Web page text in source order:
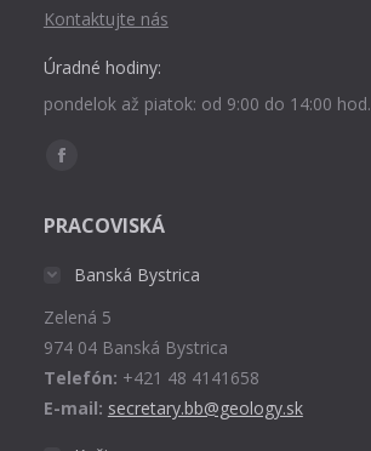
Kontaktujte nás
Úradné hodiny:
pondelok až piatok: od 9:00 do 14:00 hod.
Find us on:
Facebook
opens
window
PRACOVISKÁ
Banská Bystrica
Zelená 5
974 04 Banská Bystrica
Telefón: +421 48 4141658
E-mail: secretary.bb@geology.sk